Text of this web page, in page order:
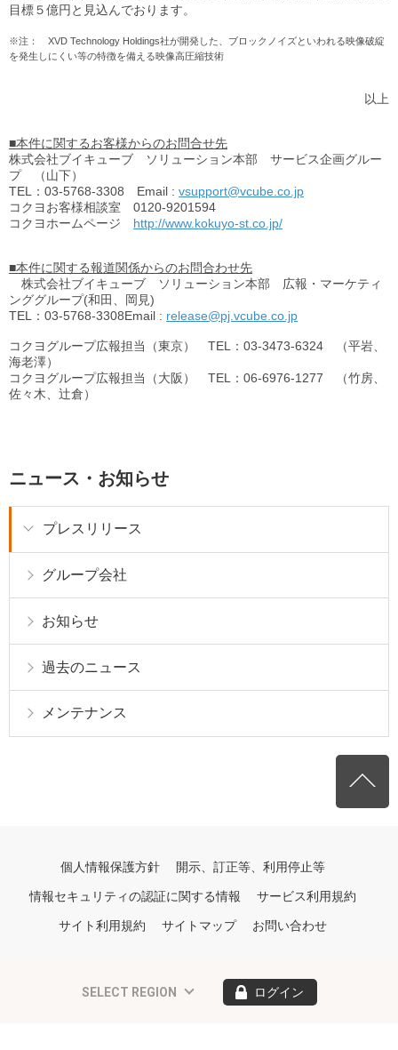
目標５億円と見込んでおります。
※注： XVD Technology Holdings社が開発した、ブロックノイズといわれる映像破綻
を発生しにくい等の特徴を備える映像高圧縮技術
以上
■本件に関するお客様からのお問合せ先
株式会社ブイキューブ ソリューション本部 サービス企画グルー
プ （山下）
TEL：03-5768-3308 Email : vsupport@vcube.co.jp
コクヨお客様相談室 0120-9201594
コクヨホームページ http://www.kokuyo-st.co.jp/
■本件に関する報道関係からのお問合わせ先
株式会社ブイキューブ ソリューション本部 広報・マーケティ
ンググループ(和田、岡見)
TEL：03-5768-3308Email : release@pj.vcube.co.jp
コクヨグループ広報担当（東京） TEL：03-3473-6324 （平岩、
海老澤）
コクヨグループ広報担当（大阪） TEL：06-6976-1277 （竹房、
佐々木、辻倉）
ニュース・お知らせ
プレスリリース
グループ会社
お知らせ
過去のニュース
メンテナンス
個人情報保護方針 開示、訂正等、利用停止等
情報セキュリティの認証に関する情報 サービス利用規約
サイト利用規約 サイトマップ お問い合わせ
SELECT REGION ログイン